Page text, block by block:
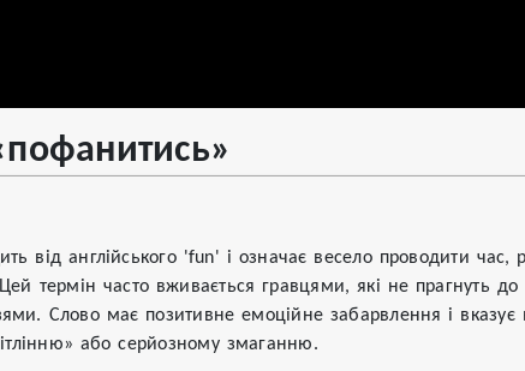
від англійського 'fun' і означає весело проводити
термін часто вживається гравцями, які не прагнуть
Слово має позитивне емоційне забарвлення і
або серйозному змаганню.